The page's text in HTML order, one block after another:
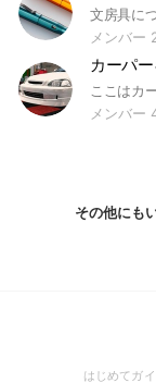
メンバー
カーパ
メンバー
その他にも
はじめてガ